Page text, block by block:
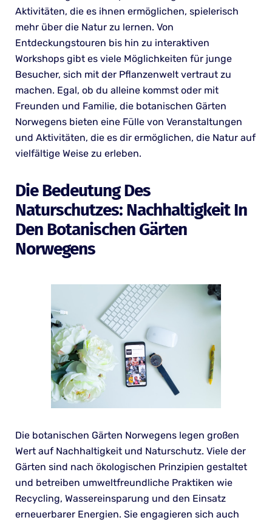
Aktivitäten, die es ihnen ermöglichen, spielerisch
mehr über die Natur zu lernen. Von
Entdeckungstouren bis hin zu interaktiven
Workshops gibt es viele Möglichkeiten für junge
Besucher, sich mit der Pflanzenwelt vertraut zu
machen. Egal, ob du alleine kommst oder mit
Freunden und Familie, die botanischen Gärten
Norwegens bieten eine Fülle von Veranstaltungen
und Aktivitäten, die es dir ermöglichen, die Natur auf
vielfältige Weise zu erleben.
Die Bedeutung Des
Naturschutzes: Nachhaltigkeit In
Den Botanischen Gärten
Norwegens
Die botanischen Gärten Norwegens legen großen
Wert auf Nachhaltigkeit und Naturschutz. Viele der
Gärten sind nach ökologischen Prinzipien gestaltet
und betreiben umweltfreundliche Praktiken wie
Recycling, Wassereinsparung und den Einsatz
erneuerbarer Energien. Sie engagieren sich auch